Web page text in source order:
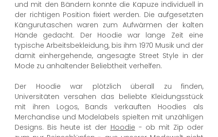
und mit den Bändern konnte die Kapuze individuell in
der richtigen Position fixiert werden. Die aufgesetzten
Kängurutaschen waren zum Aufwärmen der kalten
Hände gedacht. Der Hoodie war lange Zeit eine
typische Arbeitsbekleidung, bis ihm 1970 Musik und der
damit einhergehende, angesagte Street Style in der
Mode zu anhaltender Beliebtheit verhelfen.
Der Hoodie war plötzlich überall zu finden,
Universitäten versahen das beliebte Kleidungsstück
mit ihren Logos, Bands verkauften Hoodies als
Merchandise und Modelabels spielten mit unzähligen
Designs. Bis heute ist der Hoodie - ob mit Zip oder